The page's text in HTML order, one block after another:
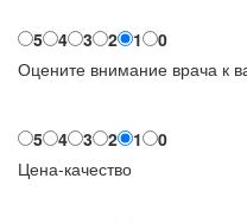
5 4 3 2 1
0
Оцените внимание врача к
5 4 3 2 1
0
Цена-качество